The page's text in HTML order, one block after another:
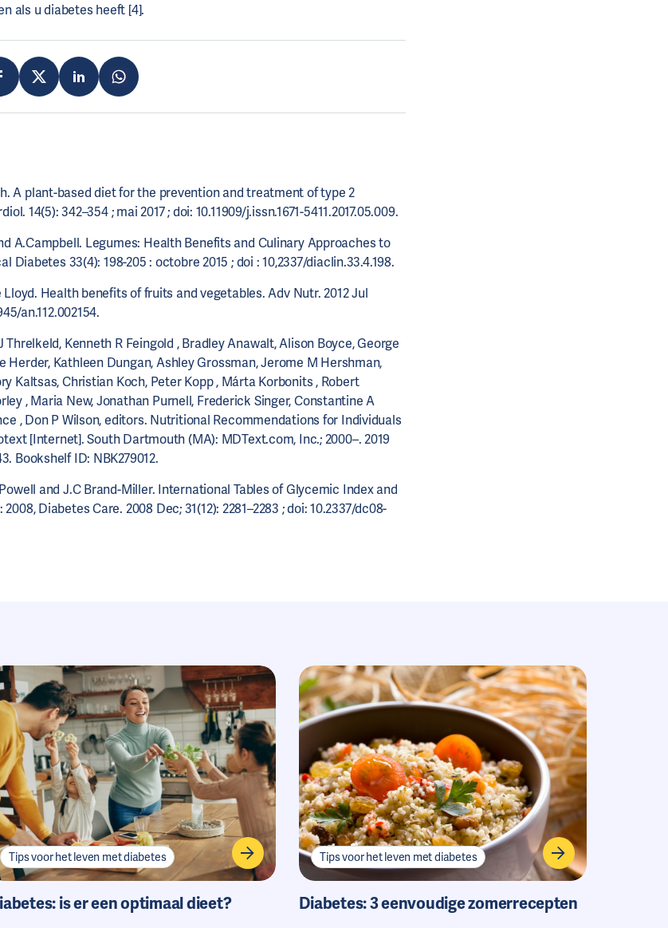
als u diabetes heeft [4].
A plant-based diet for the prevention and treatment of type 2
14(5): 342–354 ; mai 2017 ; doi: 10.11909/j.issn.1671-5411.2017.05.009.
A.Campbell. Legumes: Health Benefits and Culinary Approaches to
Diabetes 33(4): 198-205 : octobre 2015 ; doi : 10,2337/diaclin.33.4.198.
Lloyd. Health benefits of fruits and vegetables. Adv Nutr. 2012 Jul
an.112.002154.
Threlkeld, Kenneth R Feingold , Bradley Anawalt, Alison Boyce, George
Herder, Kathleen Dungan, Ashley Grossman, Jerome M Hershman,
Kaltsas, Christian Koch, Peter Kopp , Márta Korbonits , Robert
, Maria New, Jonathan Purnell, Frederick Singer, Constantine A
, Don P Wilson, editors. Nutritional Recommendations for Individuals
[Internet]. South Dartmouth (MA): MDText.com, Inc.; 2000–. 2019
Bookshelf ID: NBK279012.
and J.C Brand-Miller. International Tables of Glycemic Index and
Diabetes Care. 2008 Dec; 31(12): 2281–2283 ; doi: 10.2337/dc08-
Tips voor het leven met diabetes
is er een optimaal dieet?
Tips voor het leven met diabetes
Diabetes: 3 eenvoudige zomerrecepten